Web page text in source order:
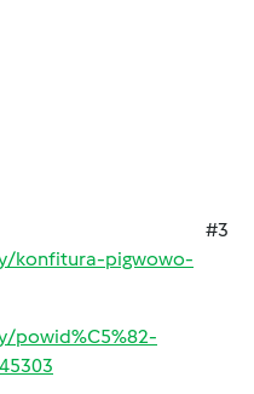
#3
konfitura-pigwowo-
powid%C5%82-